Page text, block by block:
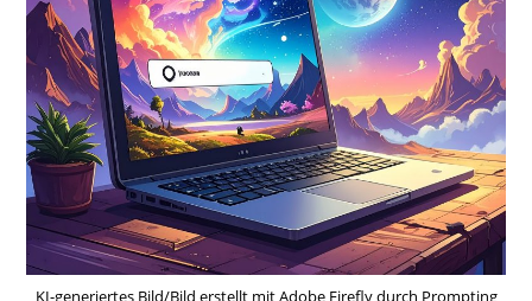
KI-generiertes Bild/Bild erstellt mit Adobe Firefly durch Prompting